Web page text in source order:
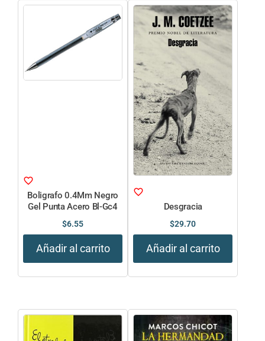
Boligrafo 0.4Mm Negro
Gel Punta Acero Bl-Gc4
$6.55
Añadir al carrito
Desgracia
$29.70
Añadir al carrito